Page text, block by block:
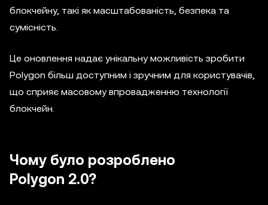
блокчейну, такі як масштабованість, безпека та
сумісність.
Це оновлення надає унікальну можливість зробити
Polygon більш доступним і зручним для користувачів,
що сприяє масовому впровадженню технології
блокчейн.
Чому було розроблено
Polygon 2.0?